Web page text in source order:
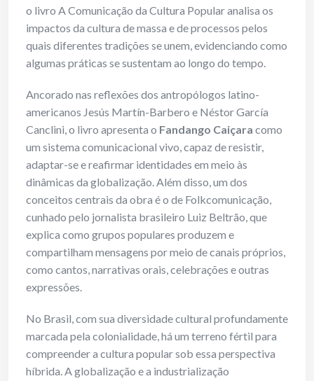
o livro A Comunicação da Cultura Popular analisa os
impactos da cultura de massa e de processos pelos
quais diferentes tradições se unem, evidenciando como
algumas práticas se sustentam ao longo do tempo.
Ancorado nas reflexões dos antropólogos latino-
americanos Jesús Martín-Barbero e Néstor García
Canclini, o livro apresenta o Fandango Caiçara como
um sistema comunicacional vivo, capaz de resistir,
adaptar-se e reafirmar identidades em meio às
dinâmicas da globalização. Além disso, um dos
conceitos centrais da obra é o de Folkcomunicação,
cunhado pelo jornalista brasileiro Luiz Beltrão, que
explica como grupos populares produzem e
compartilham mensagens por meio de canais próprios,
como cantos, narrativas orais, celebrações e outras
expressões.
No Brasil, com sua diversidade cultural profundamente
marcada pela colonialidade, há um terreno fértil para
compreender a cultura popular sob essa perspectiva
híbrida. A globalização e a industrialização